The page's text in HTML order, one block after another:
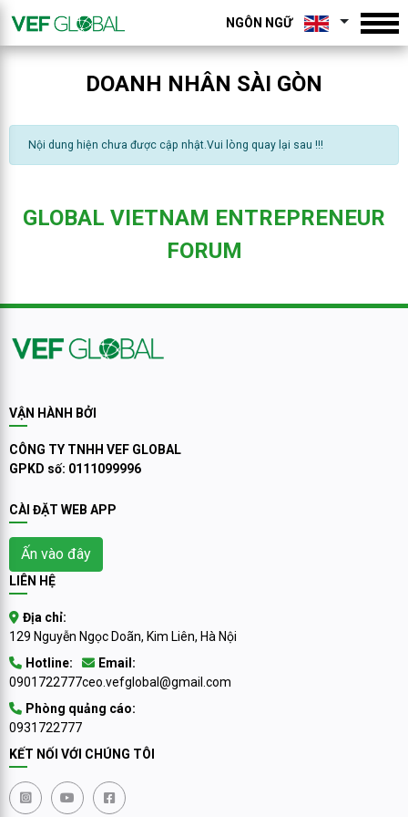
NGÔN NGỮ
DOANH NHÂN SÀI GÒN
Nội dung hiện chưa được cập nhật.Vui lòng quay lại sau !!!
GLOBAL VIETNAM ENTREPRENEUR
FORUM
VẬN HÀNH BỞI
CÔNG TY TNHH VEF GLOBAL
GPKD số: 0111099996
CÀI ĐẶT WEB APP
Ấn vào đây
LIÊN HỆ
Địa chỉ:
129 Nguyễn Ngọc Doãn, Kim Liên, Hà Nội
Hotline:
0901722777
Email:
ceo.vefglobal@gmail.com
Phòng quảng cáo:
0931722777
KẾT NỐI VỚI CHÚNG TÔI